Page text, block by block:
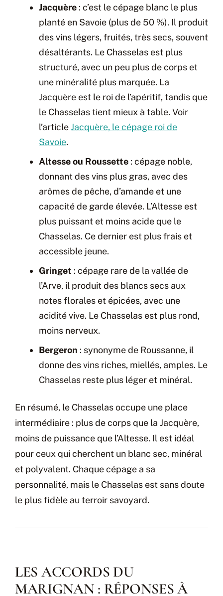
Jacquère : c’est le cépage blanc le plus
planté en Savoie (plus de 50 %). Il produit
des vins légers, fruités, très secs, souvent
désaltérants. Le Chasselas est plus
structuré, avec un peu plus de corps et
une minéralité plus marquée. La
Jacquère est le roi de l’apéritif, tandis que
le Chasselas tient mieux à table. Voir
l’articleJacquère, le cépage roi de
Savoie.
Altesse ou Roussette : cépage noble,
donnant des vins plus gras, avec des
arômes de pêche, d’amande et une
capacité de garde élevée. L’Altesse est
plus puissant et moins acide que le
Chasselas. Ce dernier est plus frais et
accessible jeune.
Gringet : cépage rare de la vallée de
l’Arve, il produit des blancs secs aux
notes florales et épicées, avec une
acidité vive. Le Chasselas est plus rond,
moins nerveux.
Bergeron : synonyme de Roussanne, il
donne des vins riches, miellés, amples. Le
Chasselas reste plus léger et minéral.
En résumé, le Chasselas occupe une place
intermédiaire : plus de corps que la Jacquère,
moins de puissance que l’Altesse. Il est idéal
pour ceux qui cherchent un blanc sec, minéral
et polyvalent. Chaque cépage a sa
personnalité, mais le Chasselas est sans doute
le plus fidèle au terroir savoyard.
LES ACCORDS DU
MARIGNAN : RÉPONSES À